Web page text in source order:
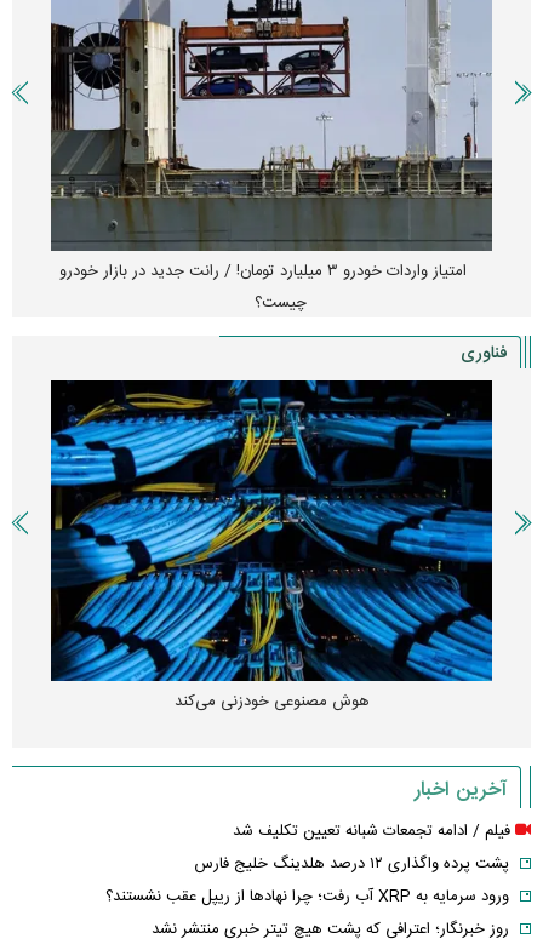
امتیاز واردات خودرو ۳ میلیارد تومان! / رانت جدید در بازار خودرو
چیست؟
فناوری
هوش مصنوعی خودزنی می‌کند
آخرین اخبار
فیلم / ادامه تجمعات شبانه تعیین تکلیف شد
پشت پرده واگذاری ۱۲ درصد هلدینگ خلیج فارس
ورود سرمایه به XRP آب رفت؛ چرا نهادها از ریپل عقب نشستند؟
روز خبرنگار؛ اعترافی که پشت هیچ تیتر خبری منتشر نشد